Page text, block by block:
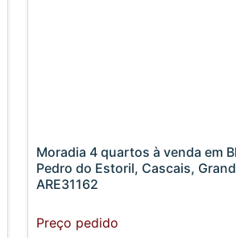
Moradia 4 quartos à venda em
Pedro do Estoril, Cascais,
ARE31162
Preço pedido